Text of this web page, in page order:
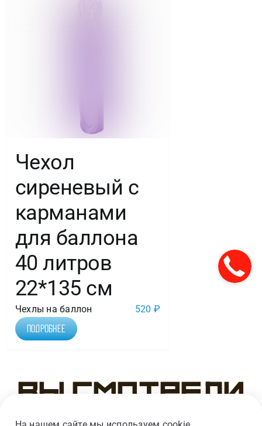
Чехол
сиреневый с
карманами
для баллона
40 литров
22*135 см
Чехлы на баллон 520 ₽
Подробнее
Вы смотрели